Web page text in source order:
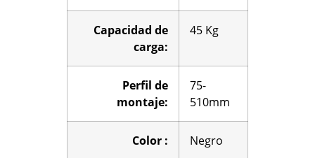
Capacidad de
carga:
45 Kg
Perfil de
montaje:
75-
510mm
Color : Negro